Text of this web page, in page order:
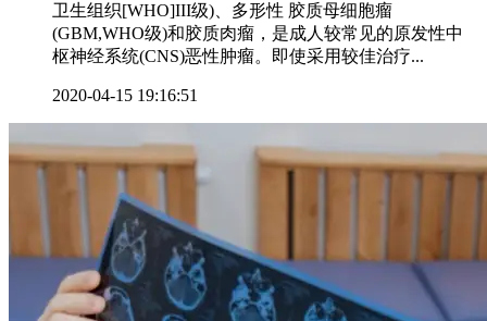
卫生组织[WHO]III级)、多形性 胶质母细胞瘤
(GBM,WHO级)和胶质肉瘤，是成人较常见的原发性中
枢神经系统(CNS)恶性肿瘤。即使采用较佳治疗...
2020-04-15 19:16:51